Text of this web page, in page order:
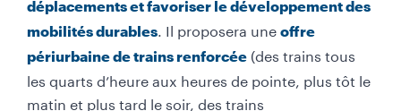
déplacements et favoriser le développement des
mobilités durables. Il proposera une offre
périurbaine de trains renforcée (des trains tous
les quarts d’heure aux heures de pointe, plus tôt le
matin et plus tard le soir, des trains